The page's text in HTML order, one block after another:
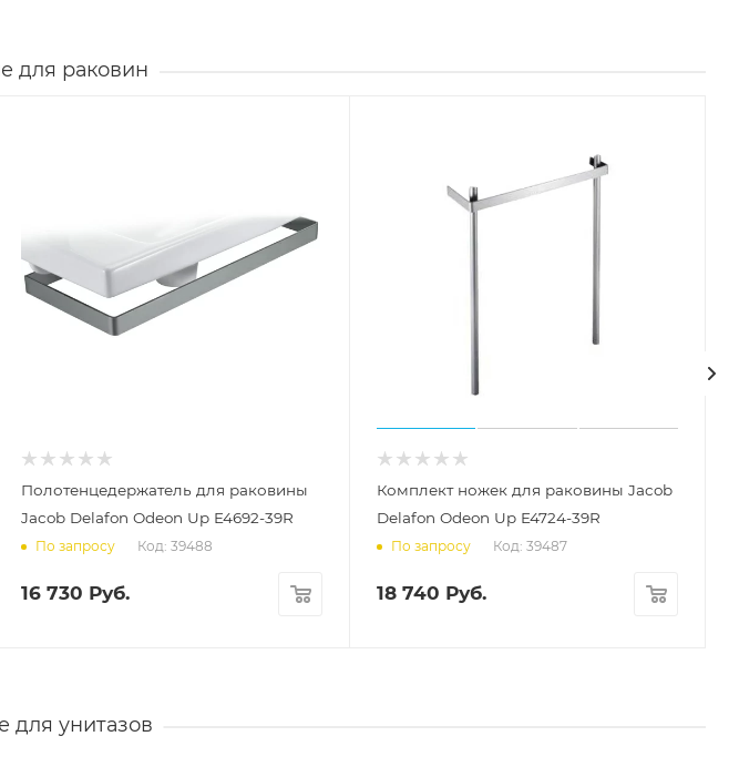
для раковин
Полотенцедержатель для раковины
Jacob Delafon Odeon Up E4692-39R
По запросу Код: 39488
16 730 Руб.
Комплект ножек для раковины Jacob
Delafon Odeon Up E4724-39R
По запросу Код: 39487
18 740 Руб.
для унитазов